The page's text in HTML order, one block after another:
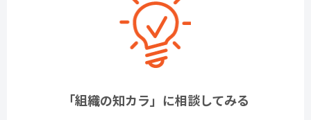
「組織の知カラ」に相談してみる